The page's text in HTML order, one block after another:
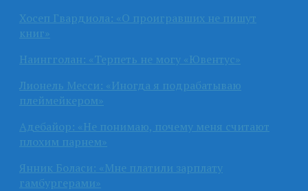
Хосеп Гвардиола: «О проигравших не пишут
книг»
Наингголан: «Терпеть не могу «Ювентус»
Лионель Месси: «Иногда я подрабатываю
плеймейкером»
Адебайор: «Не понимаю, почему меня считают
плохим парнем»
Янник Боласи: «Мне платили зарплату
гамбургерами»